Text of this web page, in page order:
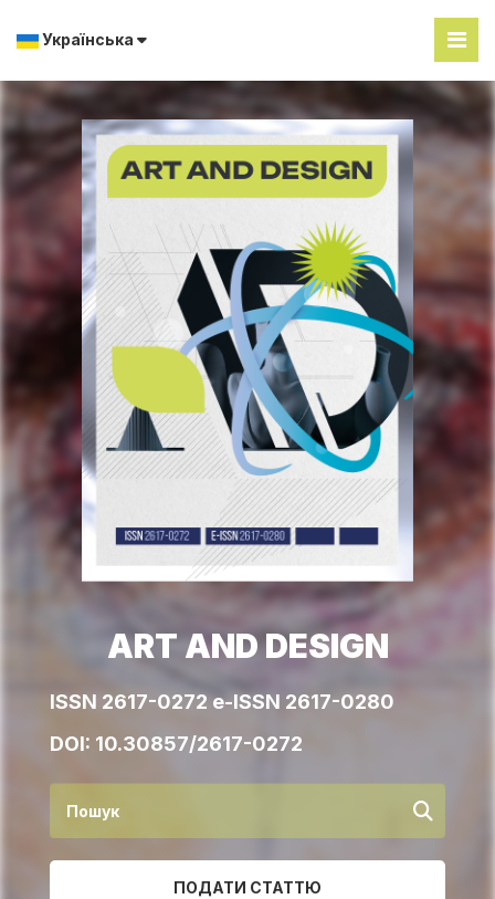
Українська
ART AND DESIGN
ISSN 2617-0272 e-ISSN 2617-0280
DOI: 10.30857/2617-0272
ПОДАТИ СТАТТЮ